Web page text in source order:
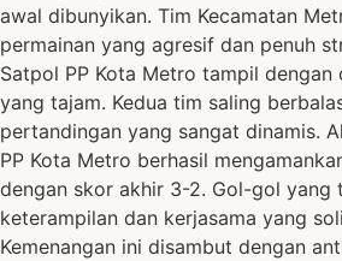
awal dibunyikan. Tim Kecamatan
permainan yang agresif dan penuh
Satpol PP Kota Metro tampil dengan
yang tajam. Kedua tim saling
pertandingan yang sangat dinamis.
PP Kota Metro berhasil
dengan skor akhir 3-2. Gol-gol yang
keterampilan dan kerjasama yang
Kemenangan ini disambut dengan